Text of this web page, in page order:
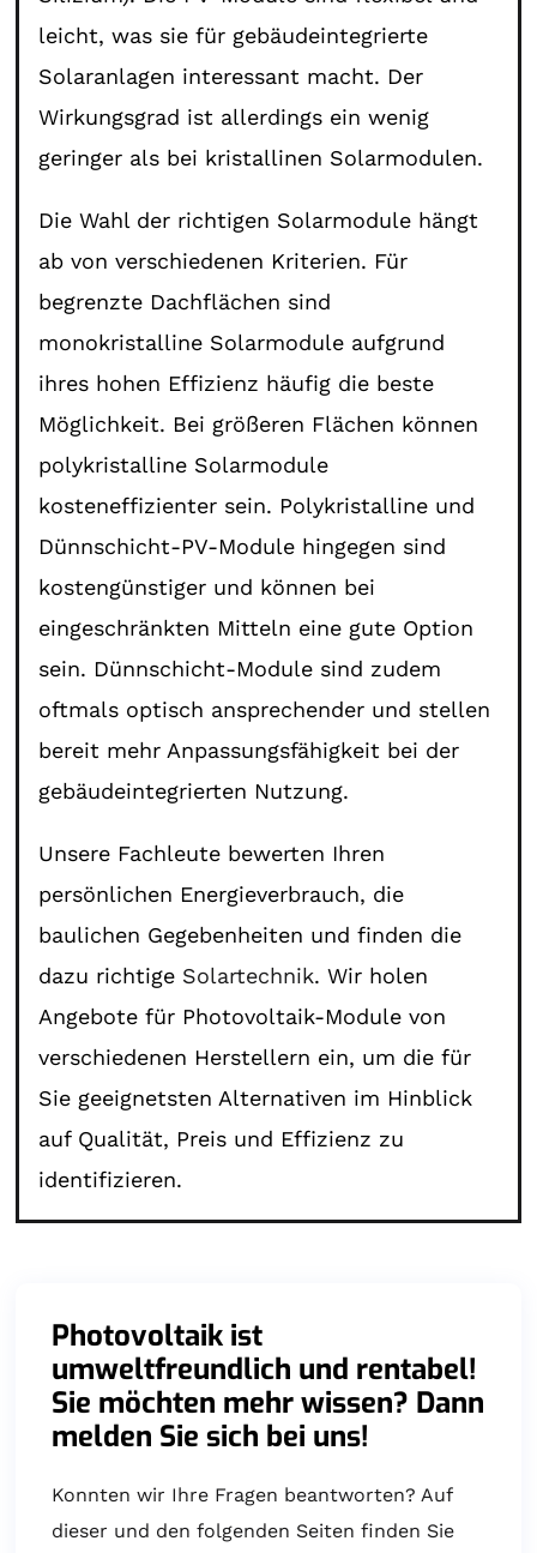
leicht, was sie für gebäudeintegrierte
Solaranlagen interessant macht. Der
Wirkungsgrad ist allerdings ein wenig
geringer als bei kristallinen Solarmodulen.
Die Wahl der richtigen Solarmodule hängt
ab von verschiedenen Kriterien. Für
begrenzte Dachflächen sind
monokristalline Solarmodule aufgrund
ihres hohen Effizienz häufig die beste
Möglichkeit. Bei größeren Flächen können
polykristalline Solarmodule
kosteneffizienter sein. Polykristalline und
Dünnschicht-PV-Module hingegen sind
kostengünstiger und können bei
eingeschränkten Mitteln eine gute Option
sein. Dünnschicht-Module sind zudem
oftmals optisch ansprechender und stellen
bereit mehr Anpassungsfähigkeit bei der
gebäudeintegrierten Nutzung.
Unsere Fachleute bewerten Ihren
persönlichen Energieverbrauch, die
baulichen Gegebenheiten und finden die
dazu richtige Solartechnik. Wir holen
Angebote für Photovoltaik-Module von
verschiedenen Herstellern ein, um die für
Sie geeignetsten Alternativen im Hinblick
auf Qualität, Preis und Effizienz zu
identifizieren.
Photovoltaik ist
umweltfreundlich und rentabel!
Sie möchten mehr wissen? Dann
melden Sie sich bei uns!
Konnten wir Ihre Fragen beantworten? Auf
dieser und den folgenden Seiten finden Sie